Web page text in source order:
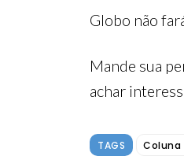
Globo não
Mande sua
achar
TAGS Coluna